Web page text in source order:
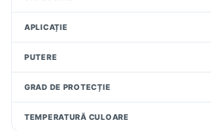
APLICAȚIE
PUTERE
GRAD DE PROTECȚIE
TEMPERATURĂ CULOARE